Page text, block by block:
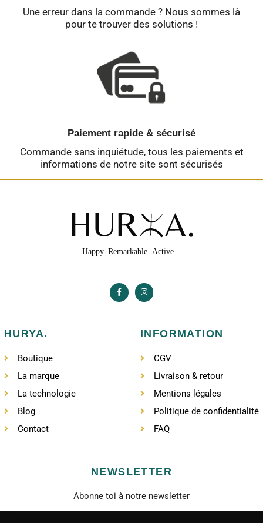
Une erreur dans la commande ? Nous sommes là
pour te trouver des solutions !
Paiement rapide & sécurisé
Commande sans inquiétude, tous les paiements et
informations de notre site sont sécurisés
HURYA.
Boutique
La marque
La technologie
Blog
Contact
INFORMATION
CGV
Livraison & retour
Mentions légales
Politique de confidentialité
FAQ
NEWSLETTER
Abonne toi à notre newsletter